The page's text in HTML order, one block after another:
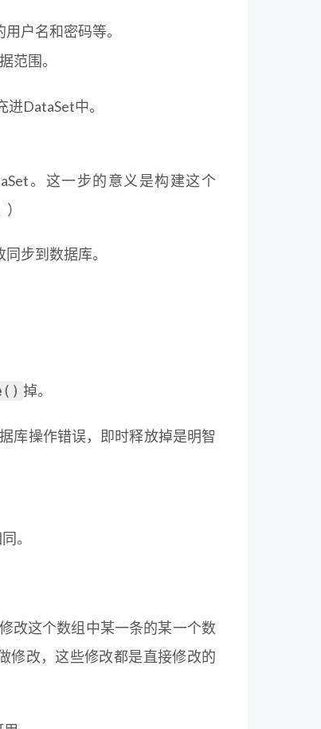
户名和密码等。
范围。
DataSet中。
。这一步的意义是构建这个
步到数据库。
掉。
库操作错误，即时释放掉是明智
。
改这个数组中某一条的某一个数
修改，这些修改都是直接修改的